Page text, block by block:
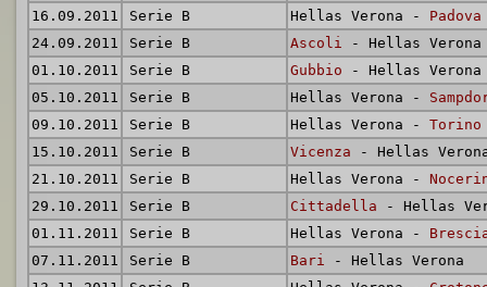
16.09.2011
Serie B Hellas Verona - Padova
24.09.2011
Serie B Ascoli - Hellas Verona
01.10.2011
Serie B Gubbio - Hellas Verona
05.10.2011
Serie B Hellas Verona -
09.10.2011
Serie B Hellas Verona - Torino
15.10.2011
Serie B Vicenza - Hellas
21.10.2011
Serie B Hellas Verona -
29.10.2011
Serie B Cittadella - Hellas
01.11.2011
Serie B Hellas Verona -
07.11.2011
Serie B Bari - Hellas Verona